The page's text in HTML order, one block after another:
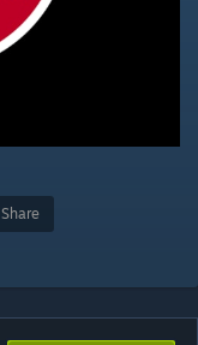
Share